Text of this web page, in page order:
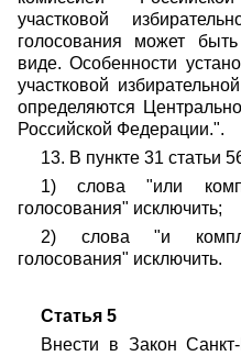
участковой
голосования может
виде. Особенности
участковой
определяются
Российской Федерации.".
13. В пункте 31 статьи
1) слова "или
голосования" исключить;
2) слова "и
голосования" исключить.
Статья 5
Внести в Закон